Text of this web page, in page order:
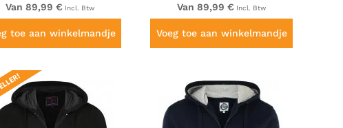
Van 89,99 € Incl. Btw
toe aan winkelmandje
Van 89,99 € Incl. Btw
Voeg toe aan winkelmandje